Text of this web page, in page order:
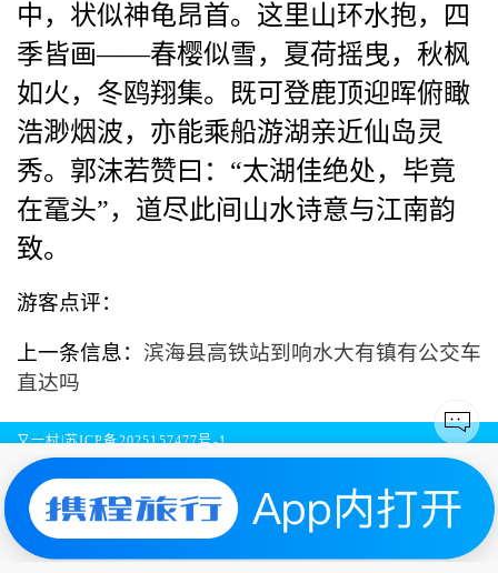
中，状似神龟昂首。这里山环水抱，四
季皆画——春樱似雪，夏荷摇曳，秋枫
如火，冬鸥翔集。既可登鹿顶迎晖俯瞰
浩渺烟波，亦能乘船游湖亲近仙岛灵
秀。郭沫若赞曰：“太湖佳绝处，毕竟
在鼋头”，道尽此间山水诗意与江南韵
致。
游客点评：
上一条信息： 滨海县高铁站到响水大有镇有公交车
直达吗
又一村|苏ICP备2025157477号-1